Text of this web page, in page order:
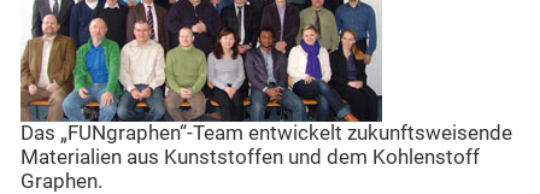
Das „FUNgraphen“-Team entwickelt zukunftsweisende
Materialien aus Kunststoffen und dem Kohlenstoff
Graphen.